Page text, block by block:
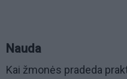
Nauda
Kai žmonės pradeda